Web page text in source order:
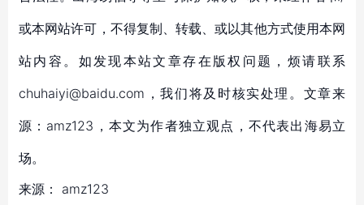
或本网站许可，不得复制、转载、或以其他方式使用本网
站内容。如发现本站文章存在版权问题，烦请联系
chuhaiyi@baidu.com，我们将及时核实处理。文章来
源：amz123，本文为作者独立观点，不代表出海易立
场。
来源： amz123